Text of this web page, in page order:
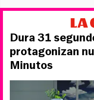
Dura 31
protagonizan
Minutos